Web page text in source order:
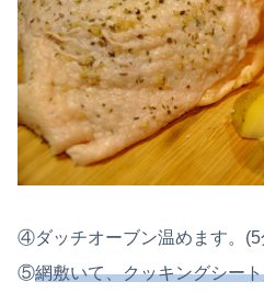
④ダッチオーブン温めます。(5
⑤網敷いて、クッキングシー